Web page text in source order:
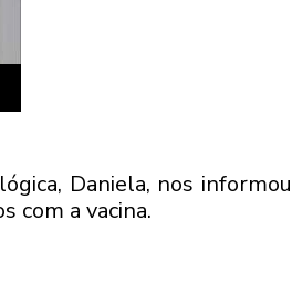
Daniela, nos informou
com a vacina.